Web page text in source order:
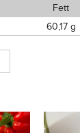
Fett
60,17 g